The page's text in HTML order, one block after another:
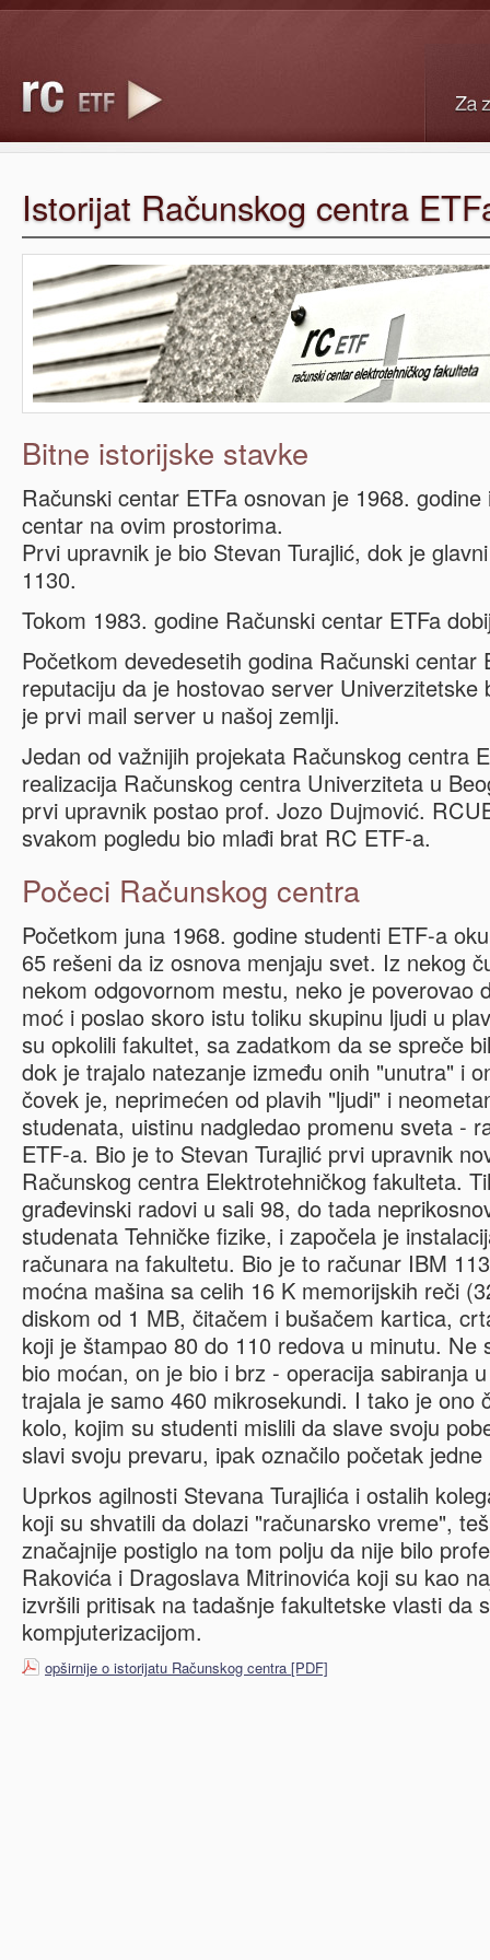
Istorijat Računskog centra
Bitne istorijske stavke
Računski centar ETFa osnovan je 1968.
centar na ovim prostorima.
Prvi upravnik je bio Stevan Turajlić, dok je
1130.
Tokom 1983. godine Računski centar ETFa
Početkom devedesetih godina Računski centar
reputaciju da je hostovao server Univerzitetske
je prvi mail server u našoj zemlji.
Jedan od važnijih projekata Računskog centra
realizacija Računskog centra Univerziteta u
prvi upravnik postao prof. Jozo Dujmović.
svakom pogledu bio mlađi brat RC ETF-a.
Počeci Računskog centra
Početkom juna 1968. godine studenti ETF-a
65 rešeni da iz osnova menjaju svet. Iz nekog
nekom odgovornom mestu, neko je poverovao
moć i poslao skoro istu toliku skupinu ljudi u
su opkolili fakultet, sa zadatkom da se spreče
dok je trajalo natezanje između onih "unutra" i
čovek je, neprimećen od plavih "ljudi" i
studenata, uistinu nadgledao promenu sveta -
ETF-a. Bio je to Stevan Turajlić prvi upravnik
Računskog centra Elektrotehničkog fakulteta.
građevinski radovi u sali 98, do tada
studenata Tehničke fizike, i započela je
računara na fakultetu. Bio je to računar IBM
moćna mašina sa celih 16 K memorijskih reči
diskom od 1 MB, čitačem i bušačem kartica,
koji je štampao 80 do 110 redova u minutu. Ne
bio moćan, on je bio i brz - operacija sabiranja
trajala je samo 460 mikrosekundi. I tako je ono
kolo, kojim su studenti mislili da slave svoju
slavi svoju prevaru, ipak označilo početak
Uprkos agilnosti Stevana Turajlića i ostalih
koji su shvatili da dolazi "računarsko vreme",
značajnije postiglo na tom polju da nije bilo
Rakovića i Dragoslava Mitrinovića koji su kao
izvršili pritisak na tadašnje fakultetske vlasti da
kompjuterizacijom.
opširnije o istorijatu Računskog centra [PDF]